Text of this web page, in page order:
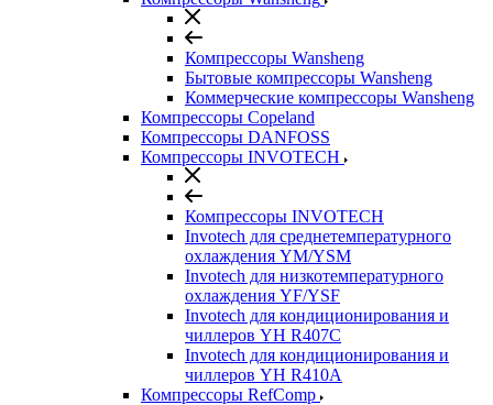
Компрессоры Wansheng
Бытовые компрессоры Wansheng
Коммерческие компрессоры Wansheng
Компрессоры Copeland
Компрессоры DANFOSS
Компрессоры INVOTECH
Компрессоры INVOTECH
Invotech для среднетемпературного
охлаждения YM/YSM
Invotech для низкотемпературного
охлаждения YF/YSF
Invotech для кондиционирования и
чиллеров YH R407C
Invotech для кондиционирования и
чиллеров YH R410A
Компрессоры RefComp